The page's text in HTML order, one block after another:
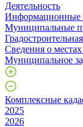
Деятельность
Информационные
Муниципальные
Сведения о
Муниципальное
Комплексные
2025
2026